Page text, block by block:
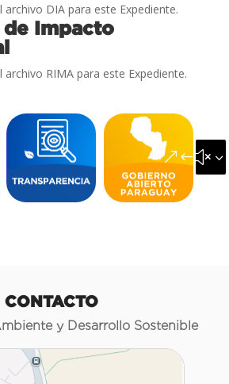
DIA para este Expediente.
Impacto
RIMA para este Expediente.
CONTACTO
y Desarrollo Sostenible